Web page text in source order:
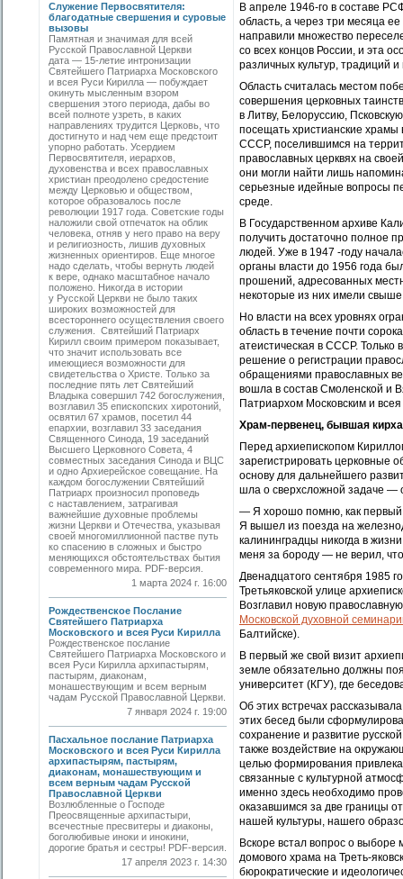
Служение Первосвятителя:
благодатные свершения и суровые
вызовы
Памятная и значимая для всей
Русской Православной Церкви
дата — 15-летие интронизации
Святейшего Патриарха Московского
и всея Руси Кирилла — побуждает
окинуть мысленным взором
свершения этого периода, дабы во
всей полноте узреть, в каких
направлениях трудится Церковь, что
достигнуто и над чем еще предстоит
упорно работать. Усердием
Первосвятителя, иерархов,
духовенства и всех православных
христиан преодолено средостение
между Церковью и обществом,
которое образовалось после
революции 1917 года. Советские годы
наложили свой отпечаток на облик
человека, отняв у него право на веру
и религиозность, лишив духовных
жизненных ориентиров. Еще многое
надо сделать, чтобы вернуть людей
к вере, однако масштабное начало
положено. Никогда в истории
у Русской Церкви не было таких
широких возможностей для
всестороннего осуществления своего
служения. Святейший Патриарх
Кирилл своим примером показывает,
что значит использовать все
имеющиеся возможности для
свидетельства о Христе. Только за
последние пять лет Святейший
Владыка совершил 742 богослужения,
возглавил 35 епископских хиротоний,
освятил 67 храмов, посетил 44
епархии, возглавил 33 заседания
Священного Синода, 19 заседаний
Высшего Церковного Совета, 4
совместных заседания Синода и ВЦС
и одно Архиерейское совещание. На
каждом богослужении Святейший
Патриарх произносил проповедь
с наставлением, затрагивая
важнейшие духовные проблемы
жизни Церкви и Отечества, указывая
своей многомиллионной пастве путь
ко спасению в сложных и быстро
меняющихся обстоятельствах бытия
современного мира. PDF-версия.
1 марта 2024 г. 16:00
Рождественское Послание
Святейшего Патриарха
Московского и всея Руси Кирилла
Рождественское послание
Святейшего Патриарха Московского и
всея Руси Кирилла архипастырям,
пастырям, диаконам,
монашествующим и всем верным
чадам Русской Православной Церкви.
7 января 2024 г. 19:00
Пасхальное послание Патриарха
Московского и всея Руси Кирилла
архипастырям, пастырям,
диаконам, монашествующим и
всем верным чадам Русской
Православной Церкви
Возлюбленные о Господе
Преосвященные архипастыри,
всечестные пресвитеры и диаконы,
боголюбивые иноки и инокини,
дорогие братья и сестры! PDF-версия.
17 апреля 2023 г. 14:30
В апреле 1946-го в составе
область, а через три месяца
направили множество
со всех концов России, и эта
различных культур, традиций
Область считалась местом
совершения церковных
в Литву, Белоруссию,
посещать христианские
СССР, поселившимся на
православных церквях на
они могли найти лишь
серьезные идейные вопросы
среде.
В Государственном архиве
получить достаточно полное
людей. Уже в 1947 -году
органы власти до 1956 года
прошений, адресованных
некоторые из них имели
Но власти на всех уровнях
область в течение почти
атеистическая в СССР. Только
решение о регистрации
обращениями православных
вошла в состав Смоленской и
Патриархом Московским и
Храм-первенец, бывшая кирха
Перед архиепископом
зарегистрировать церковные
основу для дальнейшего
шла о сверхсложной задаче —
— Я хорошо помню, как первый
Я вышел из поезда на
калининградцы никогда в
меня за бороду — не верил,
Двенадцатого сентября 1985
Третьяковской улице
Возглавил новую
Московской духовной
Балтийске).
В первый же свой визит
земле обязательно должны
университет (КГУ), где
Об этих встречах
этих бесед были
сохранение и развитие
также воздействие на
целью формирования
связанные с культурной
именно здесь необходимо
оказавшимся за две границы
нашей культуры, нашего
Вскоре встал вопрос о выборе
домового храма на Треть-
бюрократические и